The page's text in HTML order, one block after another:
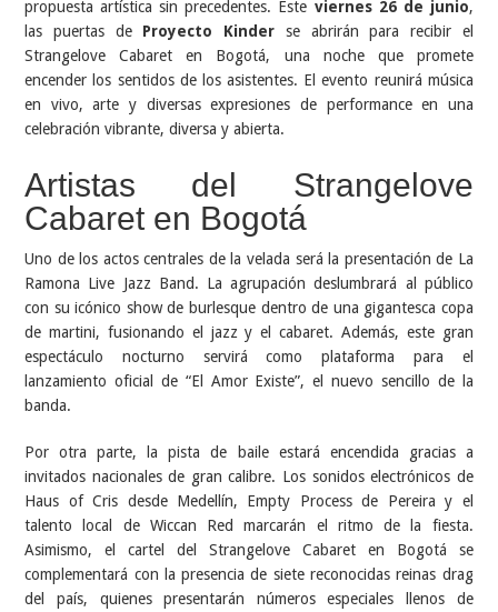
propuesta artística sin precedentes. Este viernes 26 de junio,
las puertas deProyecto Kinder se abrirán para recibir el
Strangelove Cabaret en Bogotá, una noche que promete
encender los sentidos de los asistentes. El evento reunirá música
en vivo, arte y diversas expresiones de performance en una
celebración vibrante, diversa y abierta.
Artistas del Strangelove
Cabaret en Bogotá
Uno de los actos centrales de la velada será la presentación de La
Ramona Live Jazz Band. La agrupación deslumbrará al público
con su icónico show de burlesque dentro de una gigantesca copa
de martini, fusionando el jazz y el cabaret. Además, este gran
espectáculo nocturno servirá como plataforma para el
lanzamiento oficial de “El Amor Existe”, el nuevo sencillo de la
banda.
Por otra parte, la pista de baile estará encendida gracias a
invitados nacionales de gran calibre. Los sonidos electrónicos de
Haus of Cris desde Medellín, Empty Process de Pereira y el
talento local de Wiccan Red marcarán el ritmo de la fiesta.
Asimismo, el cartel del Strangelove Cabaret en Bogotá se
complementará con la presencia de siete reconocidas reinas drag
del país, quienes presentarán números especiales llenos de